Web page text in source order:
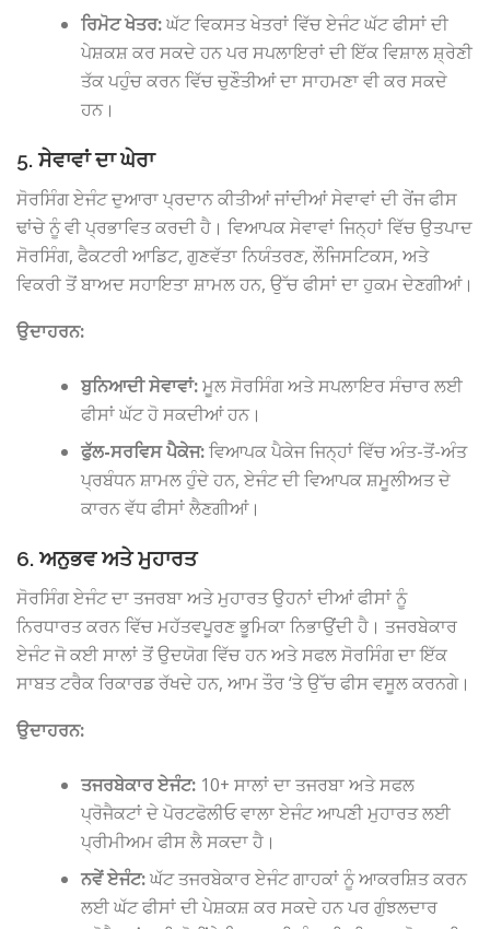
ਰਿਮੋਟ ਖੇਤਰ:ਘੱਟ ਵਿਕਸਤ ਖੇਤਰਾਂ ਵਿੱਚ ਏਜੰਟ ਘੱਟ ਫੀਸਾਂ ਦੀ
ਪੇਸ਼ਕਸ਼ ਕਰ ਸਕਦੇ ਹਨ ਪਰ ਸਪਲਾਇਰਾਂ ਦੀ ਇੱਕ ਵਿਸ਼ਾਲ ਸ਼੍ਰੇਣੀ
ਤੱਕ ਪਹੁੰਚ ਕਰਨ ਵਿੱਚ ਚੁਣੌਤੀਆਂ ਦਾ ਸਾਹਮਣਾ ਵੀ ਕਰ ਸਕਦੇ
ਹਨ।
5. ਸੇਵਾਵਾਂ ਦਾ ਘੇਰਾ
ਸੋਰਸਿੰਗ ਏਜੰਟ ਦੁਆਰਾ ਪ੍ਰਦਾਨ ਕੀਤੀਆਂ ਜਾਂਦੀਆਂ ਸੇਵਾਵਾਂ ਦੀ ਰੇਂਜ ਫੀਸ
ਢਾਂਚੇ ਨੂੰ ਵੀ ਪ੍ਰਭਾਵਿਤ ਕਰਦੀ ਹੈ। ਵਿਆਪਕ ਸੇਵਾਵਾਂ ਜਿਨ੍ਹਾਂ ਵਿੱਚ ਉਤਪਾਦ
ਸੋਰਸਿੰਗ, ਫੈਕਟਰੀ ਆਡਿਟ, ਗੁਣਵੱਤਾ ਨਿਯੰਤਰਣ, ਲੌਜਿਸਟਿਕਸ, ਅਤੇ
ਵਿਕਰੀ ਤੋਂ ਬਾਅਦ ਸਹਾਇਤਾ ਸ਼ਾਮਲ ਹਨ, ਉੱਚ ਫੀਸਾਂ ਦਾ ਹੁਕਮ ਦੇਣਗੀਆਂ।
ਉਦਾਹਰਨ:
ਬੁਨਿਆਦੀ ਸੇਵਾਵਾਂ:ਮੂਲ ਸੋਰਸਿੰਗ ਅਤੇ ਸਪਲਾਇਰ ਸੰਚਾਰ ਲਈ
ਫੀਸਾਂ ਘੱਟ ਹੋ ਸਕਦੀਆਂ ਹਨ।
ਫੁੱਲ-ਸਰਵਿਸ ਪੈਕੇਜ:ਵਿਆਪਕ ਪੈਕੇਜ ਜਿਨ੍ਹਾਂ ਵਿੱਚ ਅੰਤ-ਤੋਂ-ਅੰਤ
ਪ੍ਰਬੰਧਨ ਸ਼ਾਮਲ ਹੁੰਦੇ ਹਨ, ਏਜੰਟ ਦੀ ਵਿਆਪਕ ਸ਼ਮੂਲੀਅਤ ਦੇ
ਕਾਰਨ ਵੱਧ ਫੀਸਾਂ ਲੈਣਗੀਆਂ।
6. ਅਨੁਭਵ ਅਤੇ ਮੁਹਾਰਤ
ਸੋਰਸਿੰਗ ਏਜੰਟ ਦਾ ਤਜਰਬਾ ਅਤੇ ਮੁਹਾਰਤ ਉਹਨਾਂ ਦੀਆਂ ਫੀਸਾਂ ਨੂੰ
ਨਿਰਧਾਰਤ ਕਰਨ ਵਿੱਚ ਮਹੱਤਵਪੂਰਣ ਭੂਮਿਕਾ ਨਿਭਾਉਂਦੀ ਹੈ। ਤਜਰਬੇਕਾਰ
ਏਜੰਟ ਜੋ ਕਈ ਸਾਲਾਂ ਤੋਂ ਉਦਯੋਗ ਵਿੱਚ ਹਨ ਅਤੇ ਸਫਲ ਸੋਰਸਿੰਗ ਦਾ ਇੱਕ
ਸਾਬਤ ਟਰੈਕ ਰਿਕਾਰਡ ਰੱਖਦੇ ਹਨ, ਆਮ ਤੌਰ ‘ਤੇ ਉੱਚ ਫੀਸ ਵਸੂਲ ਕਰਨਗੇ।
ਉਦਾਹਰਨ:
ਤਜਰਬੇਕਾਰ ਏਜੰਟ: 10+ ਸਾਲਾਂ ਦਾ ਤਜਰਬਾ ਅਤੇ ਸਫਲ
ਪ੍ਰੋਜੈਕਟਾਂ ਦੇ ਪੋਰਟਫੋਲੀਓ ਵਾਲਾ ਏਜੰਟ ਆਪਣੀ ਮੁਹਾਰਤ ਲਈ
ਪ੍ਰੀਮੀਅਮ ਫੀਸ ਲੈ ਸਕਦਾ ਹੈ।
ਨਵੇਂ ਏਜੰਟ:ਘੱਟ ਤਜਰਬੇਕਾਰ ਏਜੰਟ ਗਾਹਕਾਂ ਨੂੰ ਆਕਰਸ਼ਿਤ ਕਰਨ
ਲਈ ਘੱਟ ਫੀਸਾਂ ਦੀ ਪੇਸ਼ਕਸ਼ ਕਰ ਸਕਦੇ ਹਨ ਪਰ ਗੁੰਝਲਦਾਰ